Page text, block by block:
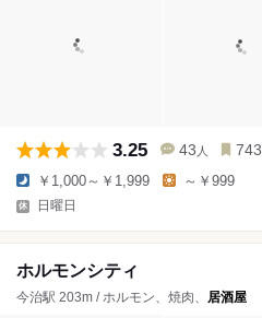
3.25 43 人 743
￥1,000～￥1,999 ～￥999
日曜日
ホルモンシティ
今治駅 203m / ホルモン、焼肉、 居酒屋